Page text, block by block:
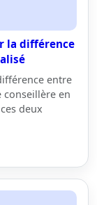
la différence
entre
conseillère en
deux